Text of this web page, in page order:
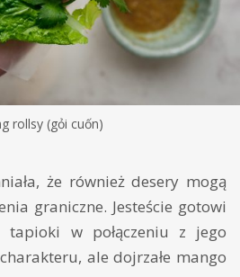
rollsy (gỏi cuốn)
że również desery mogą
graniczne. Jesteście gotowi
tapioki w połączeniu z jego
ale dojrzałe mango